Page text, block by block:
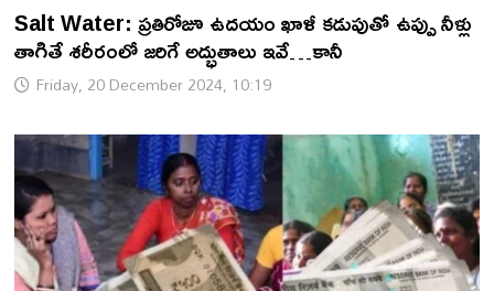
Salt Water: ప్రతిరోజూ ఉదయం ఖాళీ కడుపుతో ఉప్పు నీళ్లు
తాగితే శరీరంలో జరిగే అద్భుతాలు ఇవే…కానీ
Friday, 20 December 2024, 10:19